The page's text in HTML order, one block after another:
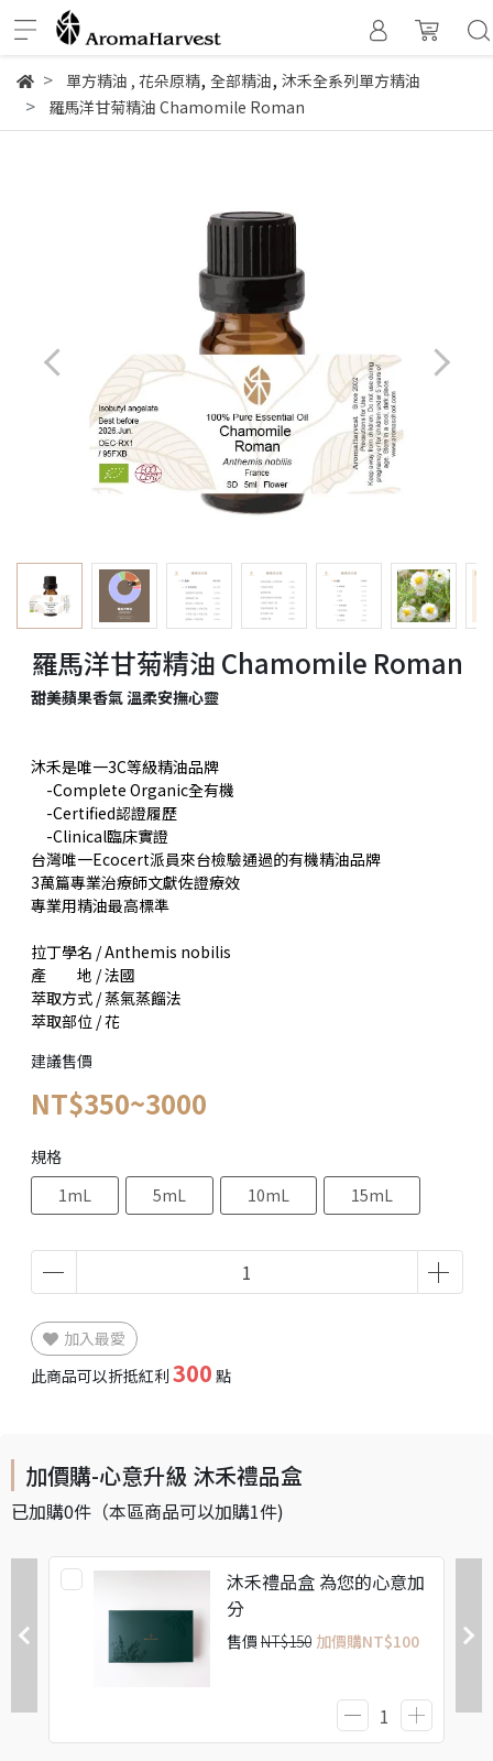
單方精油 , 花朵原精, 全部精油, 沐禾全系列單方精油
羅馬洋甘菊精油 Chamomile Roman
羅馬洋甘菊精油 Chamomile Roman
沐禾是唯一3C等級精油品牌
-Complete Organic全有機
-Certified認證履歷
-Clinical臨床實證
台灣唯一Ecocert派員來台檢驗通過的有機精油品牌
3萬篇專業治療師文獻佐證療效
專業用精油最高標準
拉丁學名 / Anthemis nobilis
產 地 / 法國
萃取方式 / 蒸氣蒸餾法
萃取部位 / 花
甜美蘋果香氣 溫柔安撫心靈
建議售價
NT$350~3000
規格
1mL
5mL 10mL 15mL
加入最愛
此商品可以折抵紅利 300 點
加價購-心意升級 沐禾禮品盒
已加購0件 （本區商品可以加購1件)
沐禾禮品盒 為您的心意加
分
售價 NT$150 加價購NT$100